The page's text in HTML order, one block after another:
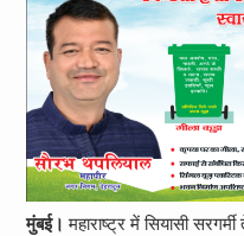
मुंबई। महाराष्‍ट्र में सियासी